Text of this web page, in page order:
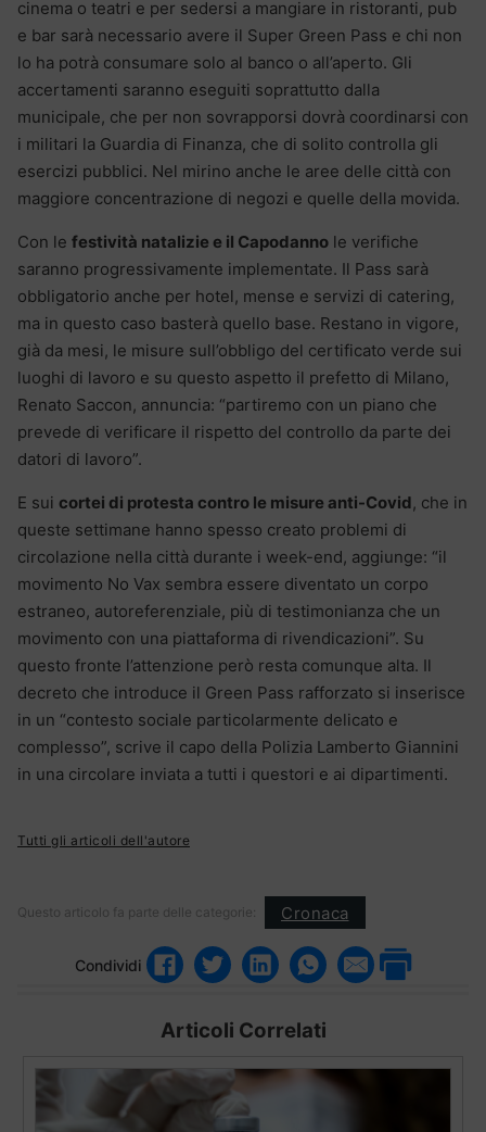
cinema o teatri e per sedersi a mangiare in ristoranti, pub
e bar sarà necessario avere il Super Green Pass e chi non
lo ha potrà consumare solo al banco o all’aperto. Gli
accertamenti saranno eseguiti soprattutto dalla
municipale, che per non sovrapporsi dovrà coordinarsi con
i militari la Guardia di Finanza, che di solito controlla gli
esercizi pubblici. Nel mirino anche le aree delle città con
maggiore concentrazione di negozi e quelle della movida.
Con le festività natalizie e il Capodanno le verifiche
saranno progressivamente implementate. Il Pass sarà
obbligatorio anche per hotel, mense e servizi di catering,
ma in questo caso basterà quello base. Restano in vigore,
già da mesi, le misure sull’obbligo del certificato verde sui
luoghi di lavoro e su questo aspetto il prefetto di Milano,
Renato Saccon, annuncia: “partiremo con un piano che
prevede di verificare il rispetto del controllo da parte dei
datori di lavoro”.
E sui cortei di protesta contro le misure anti-Covid, che in
queste settimane hanno spesso creato problemi di
circolazione nella città durante i week-end, aggiunge: “il
movimento No Vax sembra essere diventato un corpo
estraneo, autoreferenziale, più di testimonianza che un
movimento con una piattaforma di rivendicazioni”. Su
questo fronte l’attenzione però resta comunque alta. Il
decreto che introduce il Green Pass rafforzato si inserisce
in un “contesto sociale particolarmente delicato e
complesso”, scrive il capo della Polizia Lamberto Giannini
in una circolare inviata a tutti i questori e ai dipartimenti.
Tutti gli articoli dell'autore
Questo articolo fa parte delle categorie: Cronaca
Condividi
Articoli Correlati